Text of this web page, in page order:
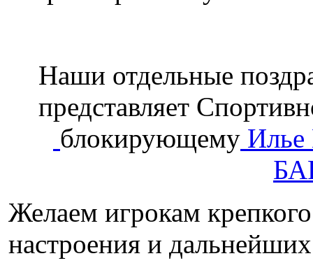
Наши отдельные
представляет
блокирующему
Желаем игрокам
настроения и